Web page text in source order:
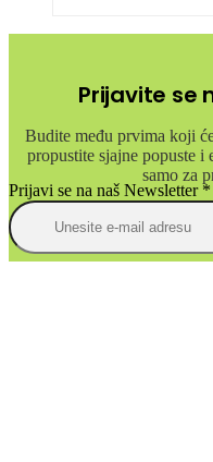
Prijavite se
Budite među prvima koji
propustite sjajne popuste
samo za
Prijavi se na naš Newsletter*